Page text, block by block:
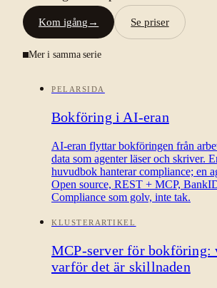
Kom igång → Se priser
Mer i samma serie
PELARSIDA
Bokföring i AI-eran
AI-eran flyttar bokföringen från
data som agenter läser och skriver.
huvudbok hanterar compliance; en
Open source, REST + MCP,
Compliance som golv, inte tak.
KLUSTERARTIKEL
MCP-server för bokföring:
varför det är skillnaden